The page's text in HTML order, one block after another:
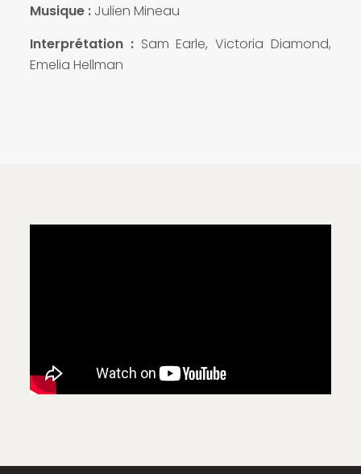
Musique : Julien Mineau
Interprétation : Sam Earle, Victoria Diamond,
Emelia Hellman